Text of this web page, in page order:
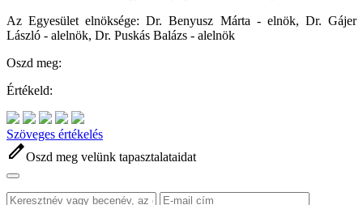
Az Egyesület elnöksége: Dr. Benyusz Márta - elnök, Dr. Gájer
László - alelnök, Dr. Puskás Balázs - alelnök
Oszd meg:
Értékeld:
Szöveges értékelés
editOszd meg velünk tapasztalataidat